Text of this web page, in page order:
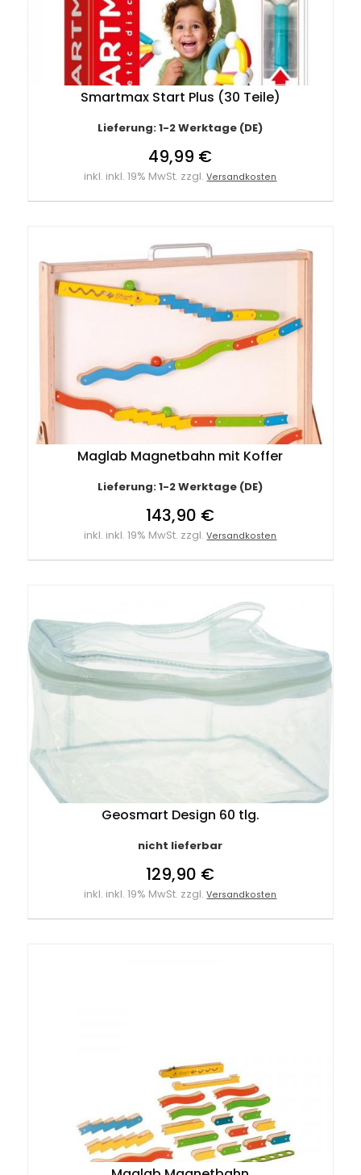
Smartmax Start Plus (30 Teile)
Lieferung: 1-2 Werktage (DE)
49,99 €
inkl. inkl. 19% MwSt. zzgl.Versandkosten
Maglab Magnetbahn mit Koffer
Lieferung: 1-2 Werktage (DE)
143,90 €
inkl. inkl. 19% MwSt. zzgl.Versandkosten
Geosmart Design 60 tlg.
nicht lieferbar
129,90 €
inkl. inkl. 19% MwSt. zzgl.Versandkosten